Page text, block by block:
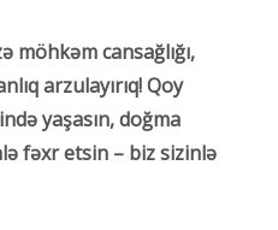
möhkəm cansağlığı,
arzulayırıq! Qoy
yaşasın, doğma
fəxr etsin – biz sizinlə